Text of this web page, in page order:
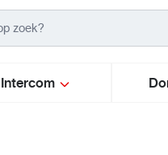
Intercom